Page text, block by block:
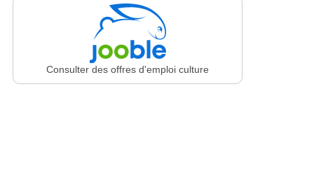
Consulter des offres d'emploi culture